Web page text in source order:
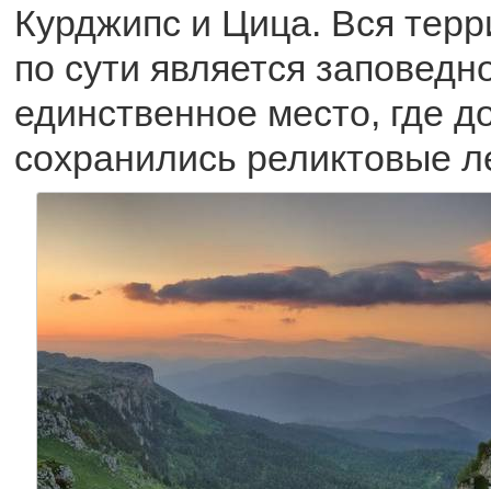
Курджипс и Цица. Вся
по сути является
единственное место, где
сохранились реликтовые